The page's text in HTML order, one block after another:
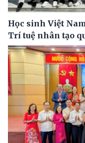
Học sinh Việt
Trí tuệ nhân tạo